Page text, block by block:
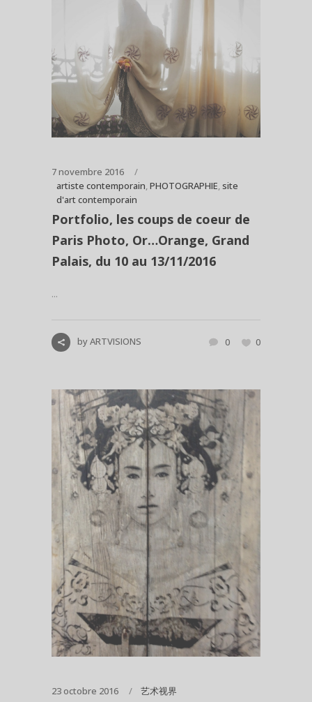
7 novembre 2016
artiste contemporain,PHOTOGRAPHIE,site
d'art contemporain
Portfolio, les coups de coeur de
Paris Photo, Or…Orange, Grand
Palais, du 10 au 13/11/2016
...
byARTVISIONS 0 0
23 octobre 2016 艺术视界